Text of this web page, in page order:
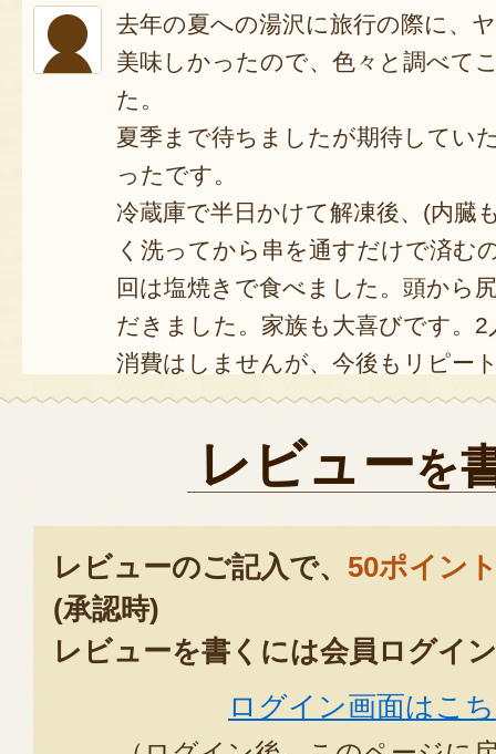
去年の夏への湯沢に旅行の際に、
美味しかったので、色々と調べて
た。
夏季まで待ちましたが期待してい
ったです。
冷蔵庫で半日かけて解凍後、(内臓
く洗ってから串を通すだけで済む
回は塩焼きで食べました。頭から
だきました。家族も大喜びです。
消費はしませんが、今後もリピー
よろしくお願いします
2024年08
今年は身体の調子が悪く渓流釣り
いつも美味しく賞味させていただ
りがちな独特の生臭さが薄く食べ
しておいて順次見つくろって食べ
レビューを
レビューのご記入で、 50ポイン
(承認時)
レビューを書くには会員ログイ
ログイン画面はこ